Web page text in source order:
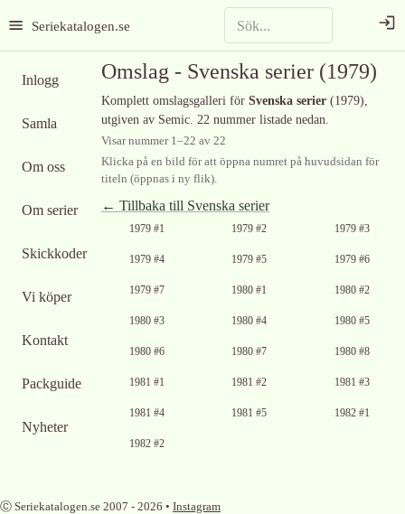
Seriekatalogen.se
Inlogg
Samla
Om oss
Om serier
Skickkoder
Vi köper
Kontakt
Packguide
Nyheter
Omslag - Svenska serier (1979)
Komplett omslagsgalleri för Svenska serier (1979),
utgiven av Semic. 22 nummer listade nedan.
Visar nummer 1–22 av 22
Klicka på en bild för att öppna numret på huvudsidan för
titeln (öppnas i ny flik).
← Tillbaka till Svenska serier
1979 #1 1979 #2 1979 #3
1979 #4 1979 #5 1979 #6
1979 #7 1980 #1 1980 #2
1980 #3 1980 #4 1980 #5
1980 #6 1980 #7 1980 #8
1981 #1 1981 #2 1981 #3
1981 #4 1981 #5 1982 #1
1982 #2
Ⓒ Seriekatalogen.se 2007 - 2026 • Instagram